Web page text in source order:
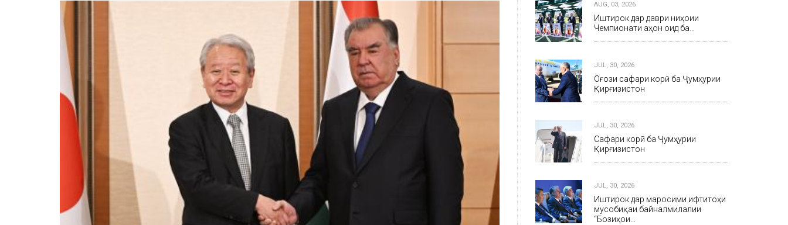
AUG, 03, 2026
Иштирок дар даври ниҳоии
Чемпионати ҷаҳон оид ба…
JUL, 30, 2026
Оғози сафари корӣ ба Ҷумҳурии
Қирғизистон
JUL, 30, 2026
Сафари корӣ ба Ҷумҳурии
Қирғизистон
JUL, 30, 2026
Иштирок дар маросими ифтитоҳи
мусобиқаи байналмилалии
“Бозиҳои…